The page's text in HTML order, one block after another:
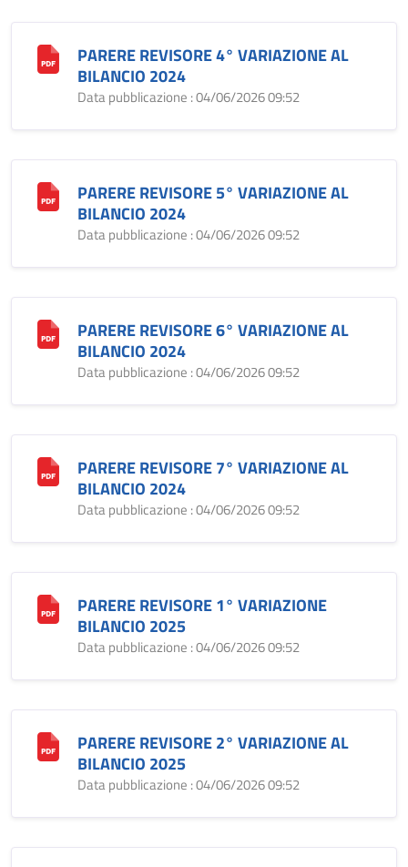
PARERE REVISORE 4° VARIAZIONE AL
BILANCIO 2024
Data pubblicazione : 04/06/2026 09:52
PARERE REVISORE 5° VARIAZIONE AL
BILANCIO 2024
Data pubblicazione : 04/06/2026 09:52
PARERE REVISORE 6° VARIAZIONE AL
BILANCIO 2024
Data pubblicazione : 04/06/2026 09:52
PARERE REVISORE 7° VARIAZIONE AL
BILANCIO 2024
Data pubblicazione : 04/06/2026 09:52
PARERE REVISORE 1° VARIAZIONE
BILANCIO 2025
Data pubblicazione : 04/06/2026 09:52
PARERE REVISORE 2° VARIAZIONE AL
BILANCIO 2025
Data pubblicazione : 04/06/2026 09:52